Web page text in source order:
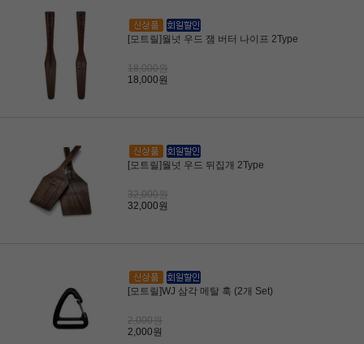
[모트릴]월넛 우드 잼 버터 나이프 2Type
18,000원
18,000원
[모트릴]월넛 우드 뒤집개 2Type
32,000원
32,000원
[모트릴]WJ 삼각 메탈 훅 (2개 Set)
2,000원
2,000원